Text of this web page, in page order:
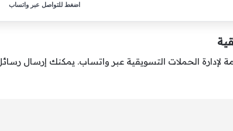
اضغط للتواصل عبر واتساب
أدوات متقدمة لإدارة الحملات التسويقية عبر واتساب. يمكنك